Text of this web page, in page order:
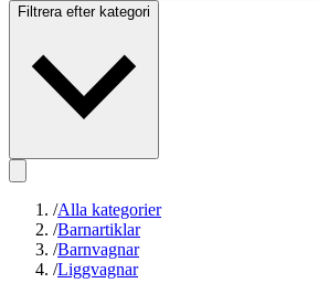
Filtrera efter kategori
/Alla kategorier
/Barnartiklar
/Barnvagnar
/Liggvagnar